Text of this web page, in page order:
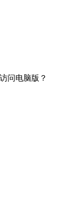
问电脑版？